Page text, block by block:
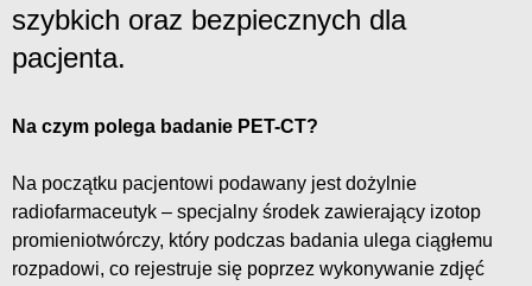
szybkich oraz bezpiecznych dla
pacjenta.
Na czym polega badanie PET-CT?
Na początku pacjentowi podawany jest dożylnie
radiofarmaceutyk – specjalny środek zawierający izotop
promieniotwórczy, który podczas badania ulega ciągłemu
rozpadowi, co rejestruje się poprzez wykonywanie zdjęć